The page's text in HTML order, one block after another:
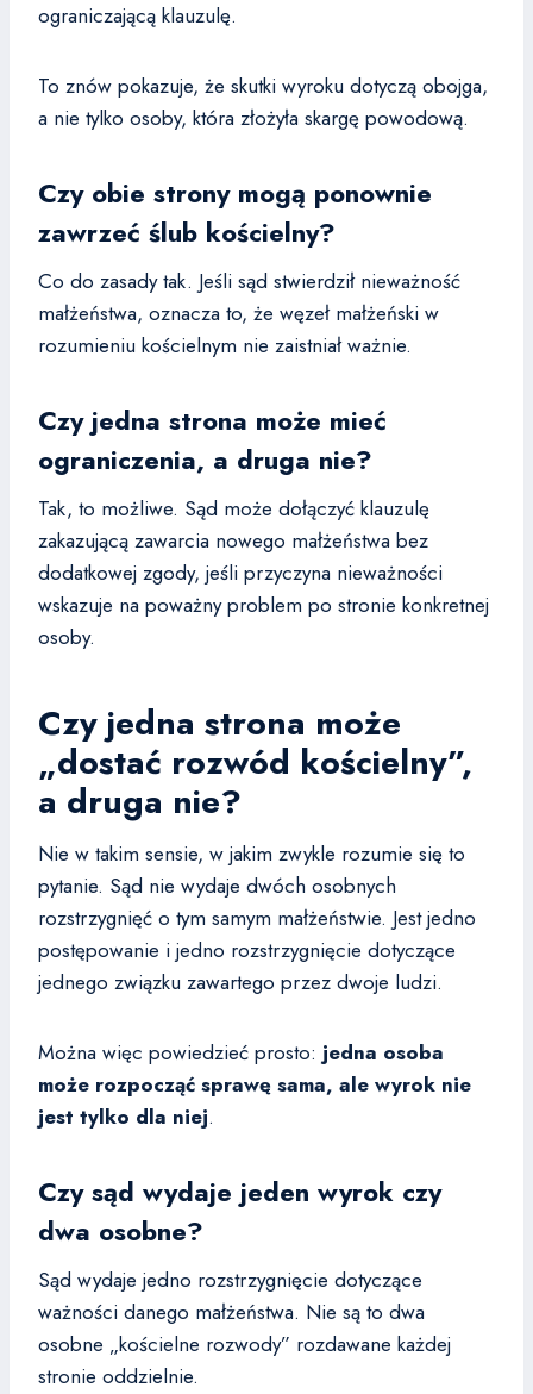
ograniczającą klauzulę.
To znów pokazuje, że skutki wyroku dotyczą obojga,
a nie tylko osoby, która złożyła skargę powodową.
Czy obie strony mogą ponownie
zawrzeć ślub kościelny?
Co do zasady tak. Jeśli sąd stwierdził nieważność
małżeństwa, oznacza to, że węzeł małżeński w
rozumieniu kościelnym nie zaistniał ważnie.
Czy jedna strona może mieć
ograniczenia, a druga nie?
Tak, to możliwe. Sąd może dołączyć klauzulę
zakazującą zawarcia nowego małżeństwa bez
dodatkowej zgody, jeśli przyczyna nieważności
wskazuje na poważny problem po stronie konkretnej
osoby.
Czy jedna strona może
„dostać rozwód kościelny”,
a druga nie?
Nie w takim sensie, w jakim zwykle rozumie się to
pytanie. Sąd nie wydaje dwóch osobnych
rozstrzygnięć o tym samym małżeństwie. Jest jedno
postępowanie i jedno rozstrzygnięcie dotyczące
jednego związku zawartego przez dwoje ludzi.
Można więc powiedzieć prosto: jedna osoba
może rozpocząć sprawę sama, ale wyrok nie
jest tylko dla niej.
Czy sąd wydaje jeden wyrok czy
dwa osobne?
Sąd wydaje jedno rozstrzygnięcie dotyczące
ważności danego małżeństwa. Nie są to dwa
osobne „kościelne rozwody” rozdawane każdej
stronie oddzielnie.